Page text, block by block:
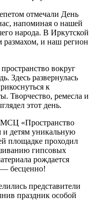
отмечали День
напоминая о нашей
народа. В Иркутской
размахом, и наш регион
вокруг
Здесь развернулась
к
Творчество, ремесла и
этот день.
МСЦ «Пространство
детям уникальную
площадке проходил
гипсовых
рождается
— бесценно!
представители
праздник особой